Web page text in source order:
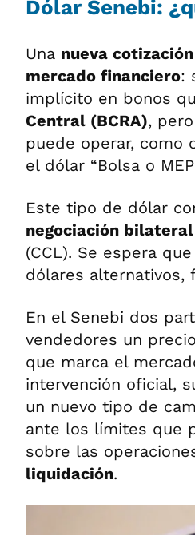
Dólar Senebi:
Una nueva
mercado financiero:
implícito en bonos
Central (BCRA),
puede operar, como
el dólar “Bolsa o
Este tipo de dólar
negociación bilateral
(CCL). Se espera
dólares alternativos,
En el Senebi dos
vendedores un
que marca el
intervención oficial,
un nuevo tipo de
ante los límites que
sobre las
liquidación.